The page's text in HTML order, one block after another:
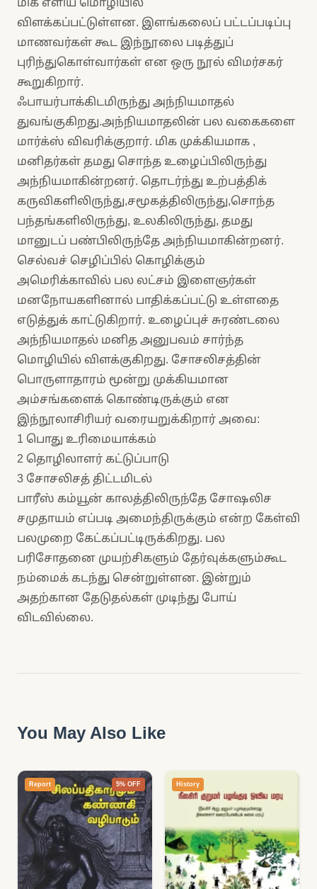
மிக எளிய மொழியில்
விளக்கப்பட்டுள்ளன. இளங்கலைப் பட்டப்படிப்பு
மாணவர்கள் கூட இந்நூலை படித்துப்
புரிந்துகொள்வார்கள் என ஒரு நூல் விமர்சகர்
கூறுகிறார்.
ஃபாயர்பாக்கிடமிருந்து அந்நியமாதல்
துவங்குகிறது.அந்நியமாதலின் பல வகைகளை
மார்க்ஸ் விவரிக்குறார். மிக முக்கியமாக ,
மனிதர்கள் தமது சொந்த உழைப்பிலிருந்து
அந்நியமாகின்றனர். தொடர்ந்து உற்பத்திக்
கருவிகளிலிருந்து,சமூகத்திலிருந்து,சொந்த
பந்தங்களிலிருந்து, உலகிலிருந்து, தமது
மானுடப் பண்பிலிருந்தே அந்நியமாகின்றனர்.
செல்வச் செழிப்பில் கொழிக்கும்
அமெரிக்காவில் பல லட்சம் இளைஞர்கள்
மனநோயகளினால் பாதிக்கப்பட்டு உள்ளதை
எடுத்துக் காட்டுகிறார். உழைப்புச் சுரண்டலை
அந்நியமாதல் மனித அனுபவம் சார்ந்த
மொழியில் விளக்குகிறது. சோசலிசத்தின்
பொருளாதாரம் மூன்று முக்கியமான
அம்சங்களைக் கொண்டிருக்கும் என
இந்நூலாசிரியர் வரையறுக்கிறார் அவை:
1 பொது உரிமையாக்கம்
2 தொழிலாளர் கட்டுப்பாடு
3 சோசலிசத் திட்டமிடல்
பாரீஸ் கம்யூன் காலத்திலிருந்தே சோஷலிச
சமுதாயம் எப்படி அமைந்திருக்கும் என்ற கேள்வி
பலமுறை கேட்கப்பட்டிருக்கிறது. பல
பரிசோதனை முயற்சிகளும் தேர்வுக்களும்கூட
நம்மைக் கடந்து சென்றுள்ளன. இன்றும்
அதற்கான தேடுதல்கள் முடிந்து போய்
விடவில்லை.
You May Also Like
Report 5% OFF History